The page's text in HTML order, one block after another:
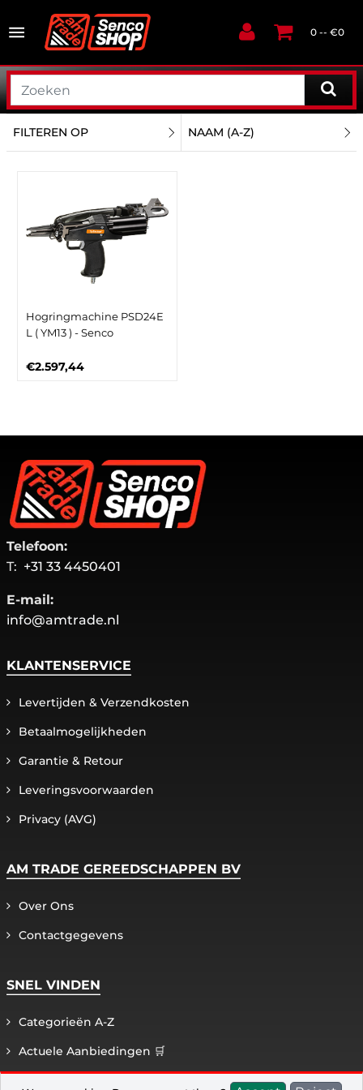
0 -- €0
FILTEREN OP NAAM (A-Z)
Hogringmachine PSD24E
L ( YM13 ) - Senco
€2.597,44
Telefoon:
T: +31 33 4450401
E-mail:
info@amtrade.nl
KLANTENSERVICE
Levertijden & Verzendkosten
Betaalmogelijkheden
Garantie & Retour
Leveringsvoorwaarden
Privacy (AVG)
AM TRADE GEREEDSCHAPPEN BV
Over Ons
Contactgegevens
SNEL VINDEN
Categorieën A-Z
Actuele Aanbiedingen 🛒